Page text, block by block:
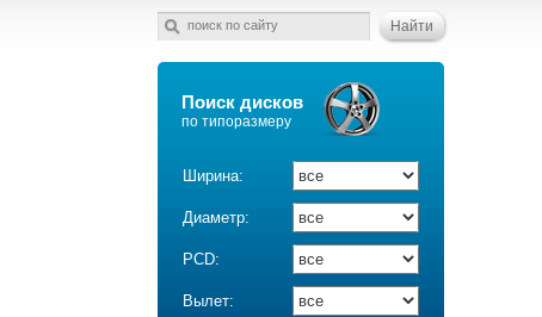
Поиск дисков
по типоразмеру
Ширина:
Диаметр:
PCD:
Вылет: